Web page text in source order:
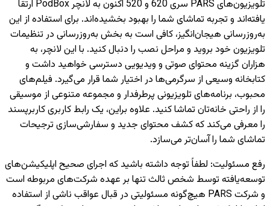
تلویزیون‌های PARS سری 620 و 520 اکنون به لانچر PodBox ارتقا
یافته‌اند و تجربه تماشای شما را بهبود بخشیده‌اند. برای استفاده از این
به‌روزرسانی هیجان‌انگیز، کافی است به بخش به‌روزرسانی در تنظیمات
تلویزیون خود بروید و مراحل نصب را دنبال کنید. با این لانچر، به
هزاران گزینه محتوای صوتی و ویدیویی دسترسی خواهید داشت و
کتابخانه وسیعی از سرگرمی‌ها در اختیار شما قرار می‌گیرد. فیلم‌های
محبوب، برنامه‌های تلویزیونی پرطرفدار و مجموعه متنوعی از موسیقی
را از راحتی خانه‌تان تماشا کنید. علاوه براین، یک رابط کاربری کاربرپسند
را معرفی می‌کند که کشف محتوای جدید و سفارشی‌سازی ترجیحات
تماشای شما را آسان‌تر می‌سازد.
رفع مسئولیت: لطفاً توجه داشته باشید که اجرای صحیح اپلیکیشن‌های
توسعه‌یافته توسط شخص ثالث تنها بر عهده شرکت‌های مربوطه است
و شرکت PARS هیچ‌گونه مسئولیتی در قبال عواقب ناشی از استفاده